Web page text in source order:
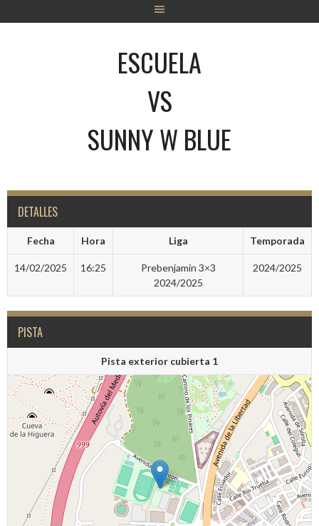
ESCUELA
VS
SUNNY W BLUE
DETALLES
Fecha Hora Liga Temporada
14/02/2025 16:25
Prebenjamin 3×3
2024/2025
2024/2025
PISTA
Pista exterior cubierta 1